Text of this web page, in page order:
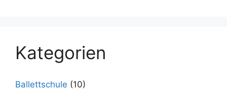
Kategorien
Ballettschule (10)